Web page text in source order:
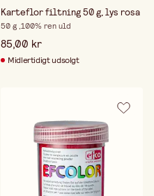
Karteflor filtning 50 g, lys rosa
50 g ,100% ren uld
85,00 kr
Midlertidigt udsolgt